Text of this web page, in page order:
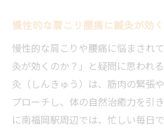
慢性的な肩こり腰痛に鍼灸が効
慢性的な肩こりや腰痛に悩まされ
灸が効くのか？」と疑問に思われ
灸（しんきゅう）は、筋肉の緊張
プローチし、体の自然治癒力を引
に南福岡駅周辺では、忙しい毎日